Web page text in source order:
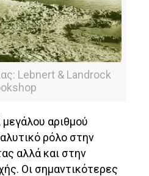
Lebnert & Landrock
αριθμού
ρόλο στην
αλλά και στην
Οι σημαντικότερες